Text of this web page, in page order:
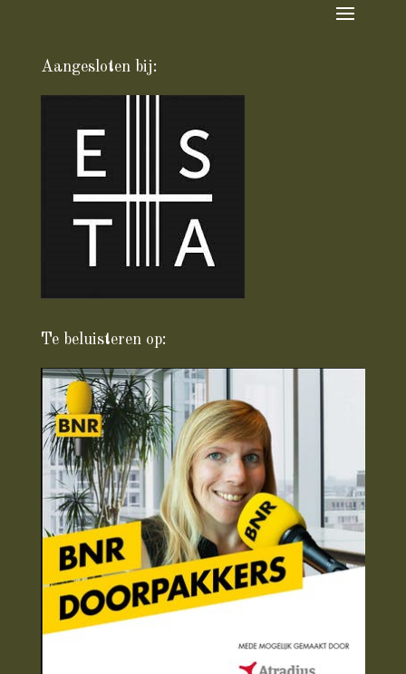
Aangesloten bij:
Te beluisteren op: